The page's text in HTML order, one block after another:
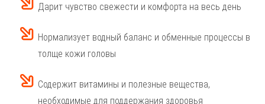
Дарит чувство свежести и комфорта на весь день
Нормализует водный баланс и обменные процессы в
толще кожи головы
Содержит витамины и полезные вещества,
необходимые для поддержания здоровья